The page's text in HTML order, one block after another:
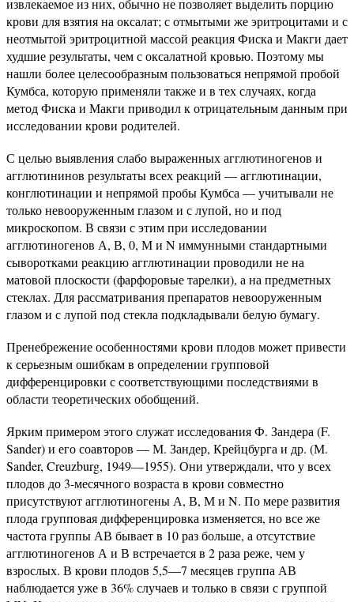
извлекаемое из них, обычно не позволяет выделить порцию
крови для взятия на оксалат; с отмытыми же эритроцитами и с
неотмытой эритроцитной массой реакция Фиска и Макги дает
худшие результаты, чем с оксалатной кровью. Поэтому мы
нашли более целесообразным пользоваться непрямой пробой
Кумбса, которую применяли также и в тех случаях, когда
метод Фиска и Макги приводил к отрицательным данным при
исследовании крови родителей.
С целью выявления слабо выраженных агглютиногенов и
агглютининов результаты всех реакций — агглютинации,
конглютинации и непрямой пробы Кумбса — учитывали не
только невооруженным глазом и с лупой, но и под
микроскопом. В связи с этим при исследовании
агглютиногенов А, В, 0, М и N иммунными стандартными
сыворотками реакцию агглютинации проводили не на
матовой плоскости (фарфоровые тарелки), а на предметных
стеклах. Для рассматривания препаратов невооруженным
глазом и с лупой под стекла подкладывали белую бумагу.
Пренебрежение особенностями крови плодов может привести
к серьезным ошибкам в определении групповой
дифференцировки с соответствующими последствиями в
области теоретических обобщений.
Ярким примером этого служат исследования Ф. Зандера (F.
Sander) и его соавторов — М. Зандер, Крейцбурга и др. (М.
Sander, Creuzburg, 1949—1955). Они утверждали, что у всех
плодов до 3-месячного возраста в крови совместно
присутствуют агглютиногены А, В, М и N. По мере развития
плода групповая дифференцировка изменяется, но все же
частота группы АВ бывает в 10 раз больше, а отсутствие
агглютиногенов А и В встречается в 2 раза реже, чем у
взрослых. В крови плодов 5,5—7 месяцев группа АВ
наблюдается уже в 36% случаев и только в связи с группой